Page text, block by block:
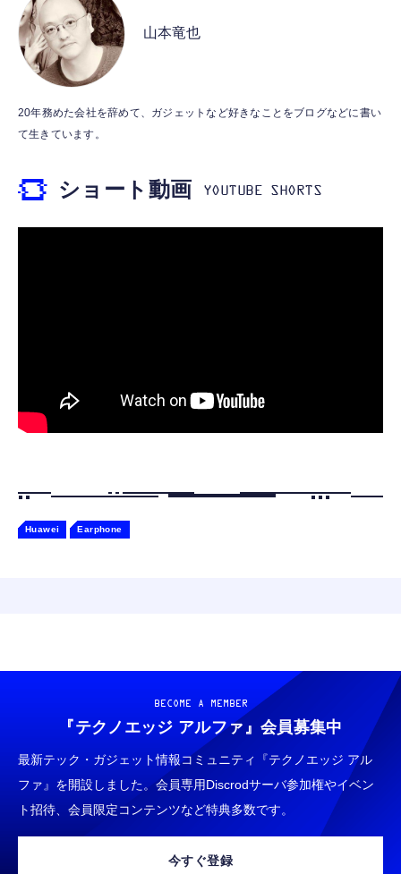
MFi認証 【ハイレゾ音質】 内蔵DAC 遅延な
し 48ビット/96KHz 音量調節対応
【HIFI音質】iphone イヤホンジャック ライ
￥999
ット）
￥53,900
霊界コミュニケーションロボット BAKETAN
ジングベース付き ロペット 充電ベース付き
山本竜也
20年務めた会社を辞めて、ガジェットなど好きなことをブログなどに書い
て生きています。
ショート動画
Huawei Earphone
BECOME A MEMBER
『テクノエッジ アルファ』 会員募集中
最新テック・ガジェット情報コミュニティ『テクノエッジ アル
ファ』を開設しました。会員専用Discrodサーバ参加権やイベン
ト招待、会員限定コンテンツなど特典多数です。
今すぐ登録